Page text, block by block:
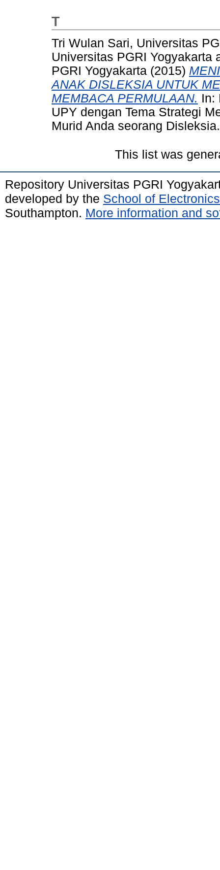
T
Tri Wulan Sari, Universitas
Universitas PGRI Yogyakarta
PGRI Yogyakarta (2015)
ANAK DISLEKSIA UNTUK
MEMBACA PERMULAAN. In:
UPY dengan Tema Strategi
Murid Anda seorang Disleksia.
This list was
Repository Universitas PGRI
developed by the School of
Southampton. More information and